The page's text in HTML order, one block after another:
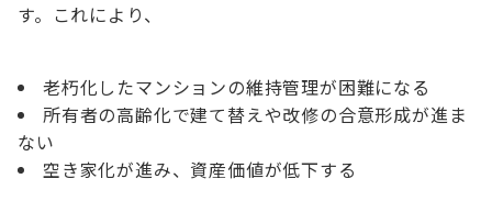
す。これにより、
老朽化したマンションの維持管理が困難になる
所有者の高齢化で建て替えや改修の合意形成が進ま
ない
空き家化が進み、資産価値が低下する